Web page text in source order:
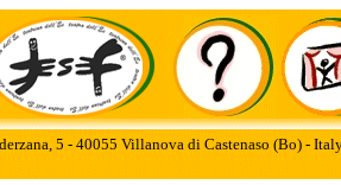
5 - 40055 Villanova di Castenaso (Bo) -